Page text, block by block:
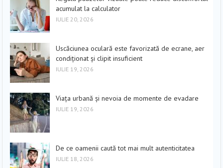
acumulat la calculator
IULIE 20, 2026
Uscăciunea oculară este favorizată de ecrane, aer
condiționat și clipit insuficient
IULIE 19, 2026
Viața urbană și nevoia de momente de evadare
IULIE 19, 2026
De ce oamenii caută tot mai mult autenticitatea
IULIE 18, 2026